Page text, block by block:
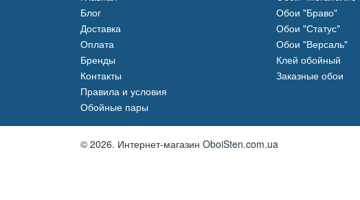
Блог
Доставка
Оплата
Бренды
Контакты
Правила и условия
Обойные пары
Обои "Браво"
Обои "Статус"
Обои "Версаль"
Клей обойный
Заказные обои
© 2026. Интернет-магазин OboiSten.com.ua